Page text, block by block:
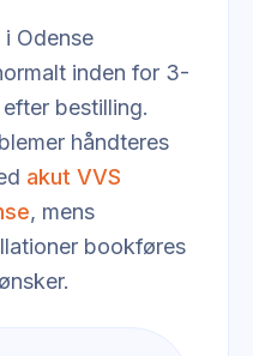
i Odense
inden for 3-
bestilling.
håndteres
akut VVS
, mens
bookføres